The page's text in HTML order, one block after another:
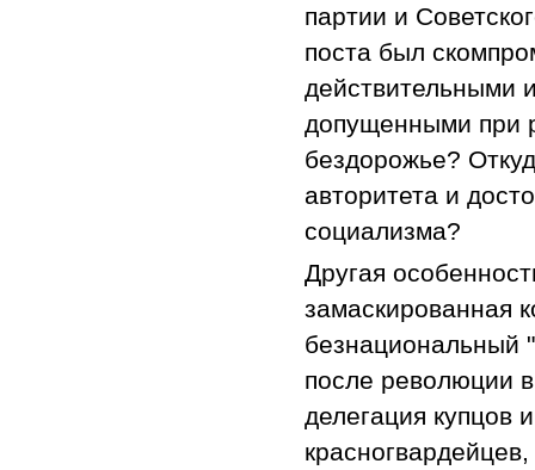
партии и
поста был
действительными
допущенными при
бездорожье?
авторитета и
социализма?
Другая
замаскированная
безнациональный
после революции
делегация купцов